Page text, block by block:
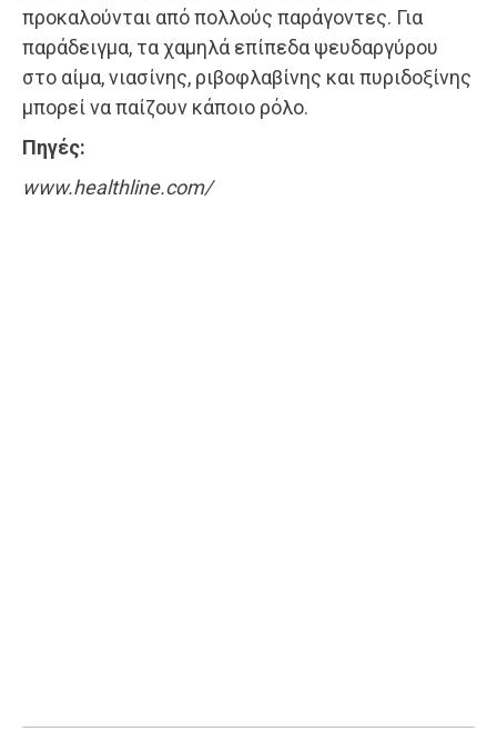
προκαλούνται από πολλούς παράγοντες. Για
παράδειγμα, τα χαμηλά επίπεδα ψευδαργύρου
στο αίμα, νιασίνης, ριβοφλαβίνης και πυριδοξίνης
μπορεί να παίζουν κάποιο ρόλο.
Πηγές:
www.healthline.com/